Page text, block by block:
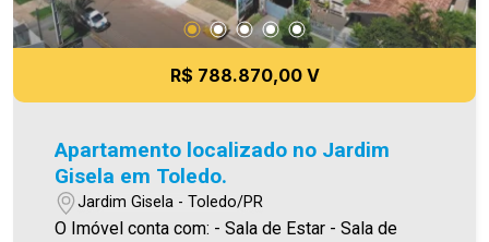
R$ 788.870,00 V
Apartamento localizado no Jardim
Gisela em Toledo.
Jardim Gisela - Toledo/PR
O Imóvel conta com: - Sala de Estar - Sala de